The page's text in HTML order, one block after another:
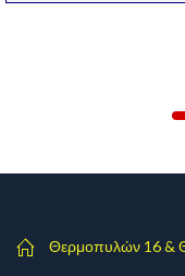
Θερμοπυλών 16 &